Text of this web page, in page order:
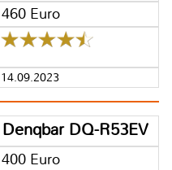
460 Euro
14.09.2023
Denqbar DQ-R53EV
400 Euro